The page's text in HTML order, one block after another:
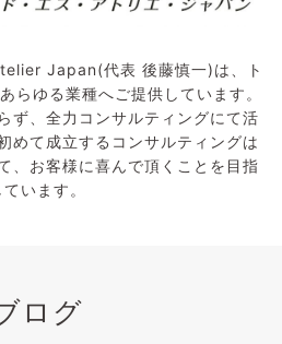
Japan(代表 後藤慎一)は、ト
らゆる業種へご提供しています。
ず、全力コンサルティングにて活
めて成立するコンサルティングは
、お客様に喜んで頂くことを目指
ています。
ログ